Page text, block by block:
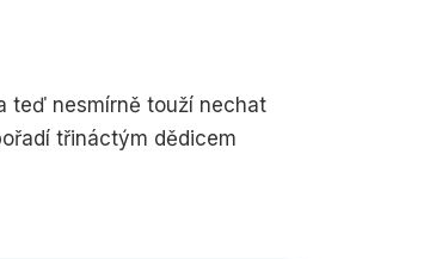
teď nesmírně touží nechat
třináctým dědicem
Nejprve se zdá, že se